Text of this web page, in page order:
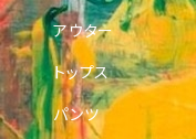
アウター
トップス
パンツ